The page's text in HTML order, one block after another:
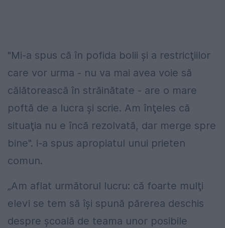
"Mi-a spus că în pofida bolii şi a restricţiilor
care vor urma - nu va mai avea voie să
călătorească în străinătate - are o mare
poftă de a lucra şi scrie. Am înţeles că
situaţia nu e încă rezolvată, dar merge spre
bine". i-a spus apropiatul unui prieten
comun.
„Am aflat următorul lucru: că foarte mulţi
elevi se tem să îşi spună părerea deschis
despre şcoală de teama unor posibile